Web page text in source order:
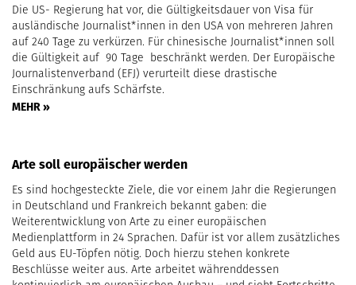
Die US- Regierung hat vor, die Gültigkeitsdauer von Visa für
ausländische Journalist*innen in den USA von mehreren Jahren
auf 240 Tage zu verkürzen. Für chinesische Journalist*innen soll
die Gültigkeit auf 90 Tage beschränkt werden. Der Europäische
Journalistenverband (EFJ) verurteilt diese drastische
Einschränkung aufs Schärfste.
MEHR »
Arte soll europäischer werden
Es sind hochgesteckte Ziele, die vor einem Jahr die Regierungen
in Deutschland und Frankreich bekannt gaben: die
Weiterentwicklung von Arte zu einer europäischen
Medienplattform in 24 Sprachen. Dafür ist vor allem zusätzliches
Geld aus EU-Töpfen nötig. Doch hierzu stehen konkrete
Beschlüsse weiter aus. Arte arbeitet währenddessen